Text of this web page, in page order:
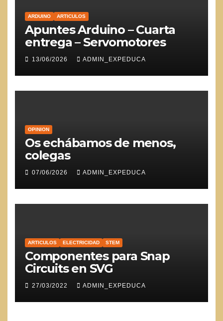
ARDUINO ARTICULOS
Apuntes Arduino – Cuarta
entrega – Servomotores
13/06/2026 ADMIN_EXPEDUCA
OPINION
Os echábamos de menos,
colegas
07/06/2026 ADMIN_EXPEDUCA
ARTICULOS ELECTRICIDAD STEM
Componentes para Snap
Circuits en SVG
27/03/2022 ADMIN_EXPEDUCA